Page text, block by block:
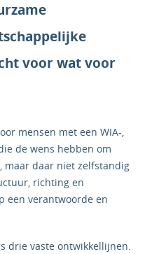
voor wat voor
mensen met een WIA-,
de wens hebben om
maar daar niet zelfstandig
richting en
een verantwoorde en
drie vaste ontwikkellijnen.